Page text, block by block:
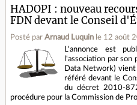
HADOPI : nouveau
FDN devant le Conseil
Posté par Arnaud Luquin le 12 août
L'annonce est
l'association par son
Data Network)
référé devant le
du décret 2010-
procédure pour la Commission de